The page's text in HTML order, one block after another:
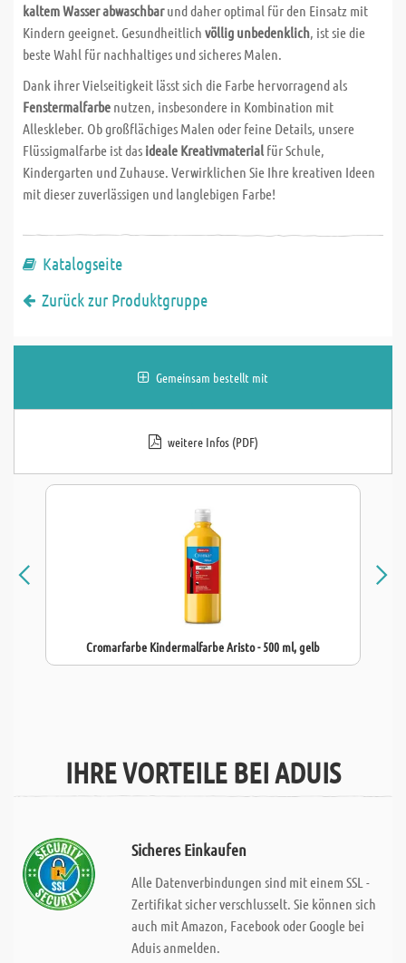
kaltem Wasser abwaschbarund daher optimal für den Einsatz mit
Kindern geeignet. Gesundheitlich völlig unbedenklich, ist sie die
beste Wahl für nachhaltiges und sicheres Malen.
Dank ihrer Vielseitigkeit lässt sich die Farbe hervorragend als
Fenstermalfarbe nutzen, insbesondere in Kombination mit
Alleskleber. Ob großflächiges Malen oder feine Details, unsere
Flüssigmalfarbe ist das ideale Kreativmaterialfür Schule,
Kindergarten und Zuhause. Verwirklichen Sie Ihre kreativen Ideen
mit dieser zuverlässigen und langlebigen Farbe!
Katalogseite
Zurück zur Produktgruppe
Gemeinsam bestellt mit
weitere Infos (PDF)
Cromarfarbe Kindermalfarbe Aristo - 500 ml, gelb
IHRE VORTEILE BEI ADUIS
Sicheres Einkaufen
Alle Datenverbindungen sind mit einem SSL -
Zertifikat sicher verschlusselt. Sie können sich
auch mit Amazon, Facebook oder Google bei
Aduis anmelden.